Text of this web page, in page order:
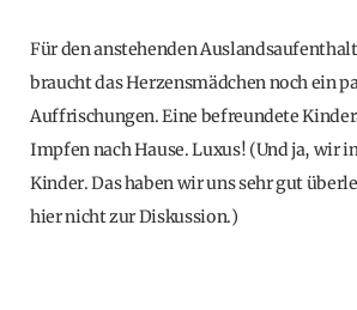
Für den anstehenden
braucht das Herzensmädchen noch ein
Auffrischungen. Eine befreundete
Impfen nach Hause. Luxus! (Und ja, wir
Kinder. Das haben wir uns sehr gut
hier nicht zur Diskussion.)